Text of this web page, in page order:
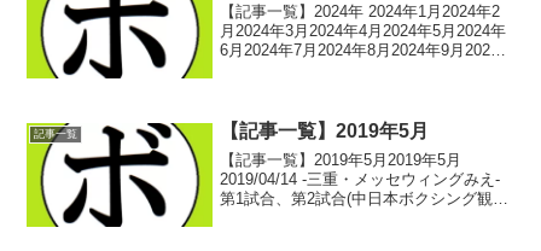
【記事一覧】2024年 2024年1月2024年2
月2024年3月2024年4月2024年5月2024年
6月2024年7月2024年8月2024年9月2024
記事一覧 【記事一覧】2019年5月
【記事一覧】2019年5月2019年5月
2019/04/14 -三重・メッセウィングみえ-
第1試合、第2試合(中日本ボクシング観戦